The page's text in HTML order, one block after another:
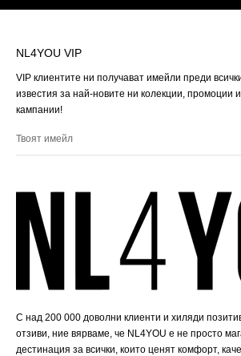
С над 200 000 доволни клиенти и хиляди
отзиви, ние вярваме, че NL4YOU е не просто
дестинация за всички, които ценят комфорт,
NL4YOU VIP
VIP клиентите ни получават имейли преди
известия за най-новите ни колекции, промоции и
кампании!
Твоят
имейл